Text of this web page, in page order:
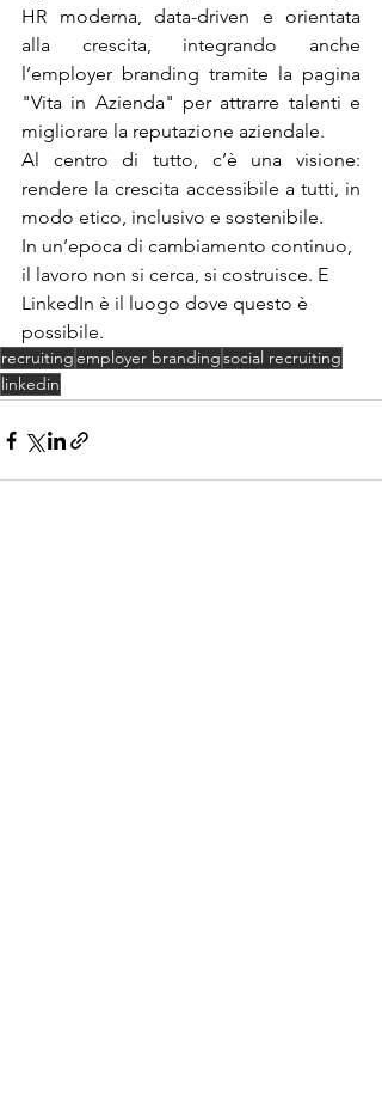
HR moderna, data-driven e orientata
alla crescita, integrando anche
l’employer branding tramite la pagina
"Vita in Azienda" per attrarre talenti e
migliorare la reputazione aziendale.
Al centro di tutto, c’è una visione:
rendere la crescita accessibile a tutti, in
modo etico, inclusivo e sostenibile.
In un’epoca di cambiamento continuo,
il lavoro non si cerca, si costruisce. E
LinkedIn è il luogo dove questo è
possibile.
recruitingemployer brandingsocial recruiting
linkedin